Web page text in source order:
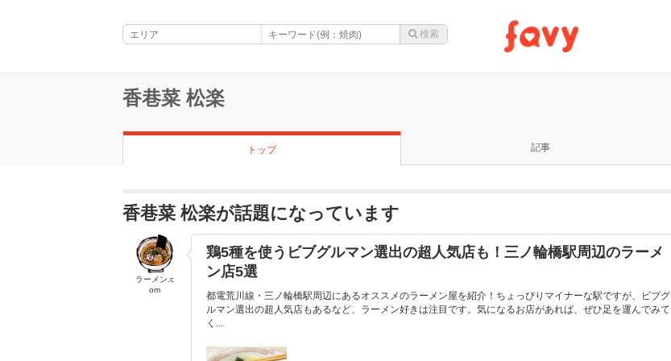
香巷菜 松楽
トップ 記事
香巷菜 松楽が話題になっています
ラーメン.c
om
鶏5種を使うビブグルマン選出の超人気店も！三ノ輪橋駅周辺のラーメ
ン店5選
都電荒川線・三ノ輪橋駅周辺にあるオススメのラーメン屋を紹介！ちょっぴりマイナーな駅ですが、ビブグ
ルマン選出の超人気店もあるなど、ラーメン好きは注目です。気になるお店があれば、ぜひ足を運んでみて
く...